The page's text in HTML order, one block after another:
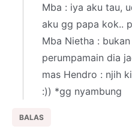
Mba : iya aku tau,
aku gg papa kok..
Mba Nietha :
perumpamain dia
mas Hendro : njih
:)) *gg nyambung
BALAS